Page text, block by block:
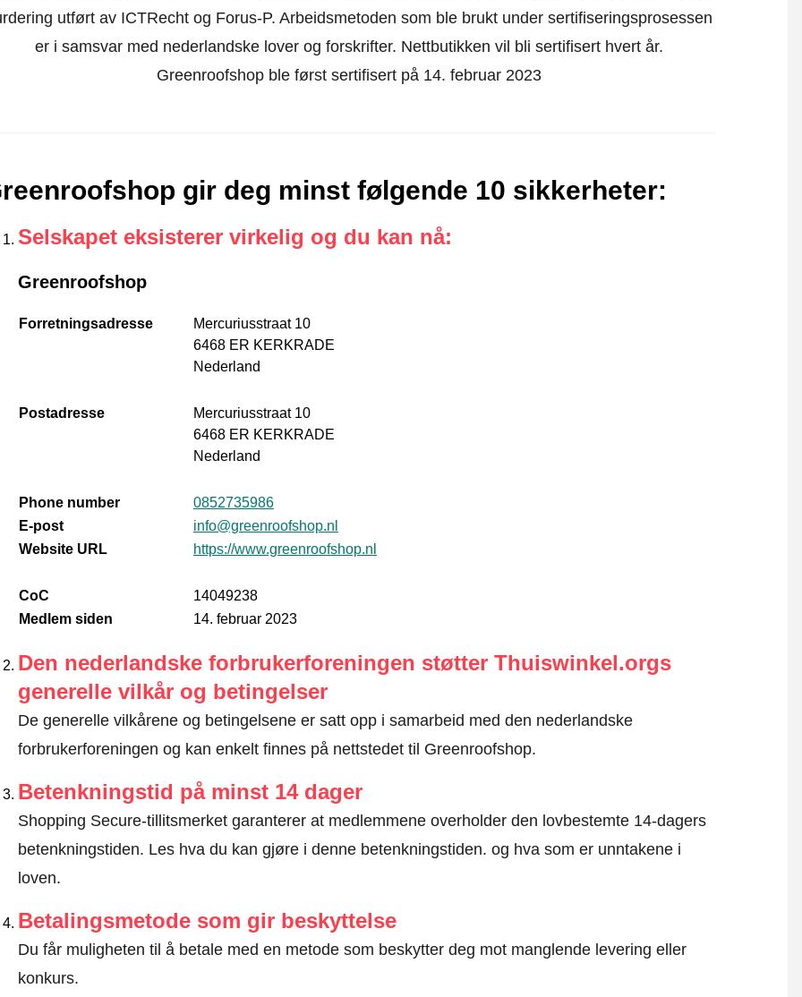
utført av ICTRecht og Forus-P. Arbeidsmetoden som ble brukt under sertifiseringsprosessen
er i samsvar med nederlandske lover og forskrifter. Nettbutikken vil bli sertifisert hvert år.
Greenroofshop ble først sertifisert på 14. februar 2023
gir deg minst følgende 10 sikkerheter:
Selskapet eksisterer virkelig og du kan nå:
Greenroofshop
Forretningsadresse
Mercuriusstraat 10
6468 ER KERKRADE
Nederland
Postadresse
Mercuriusstraat 10
6468 ER KERKRADE
Nederland
Phone number
0852735986
E-post
info@greenroofshop.nl
Website URL
https://www.greenroofshop.nl
CoC
14049238
Medlem siden
14. februar 2023
Den nederlandske forbrukerforeningen støtter Thuiswinkel.orgs
generelle vilkår og betingelser
De generelle vilkårene og betingelsene er satt opp i samarbeid med den nederlandske
forbrukerforeningen og kan enkelt finnes på nettstedet til Greenroofshop.
Betenkningstid på minst 14 dager
Shopping Secure-tillitsmerket garanterer at medlemmene overholder den lovbestemte 14-dagers
betenkningstiden. Les hva du kan gjøre i denne betenkningstiden. og hva som er unntakene i
loven.
Betalingsmetode som gir beskyttelse
Du får muligheten til å betale med en metode som beskytter deg mot manglende levering eller
konkurs.